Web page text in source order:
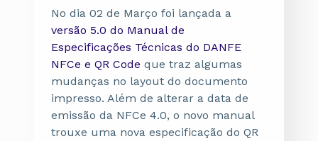
No dia 02 de Março foi lançada a
versão 5.0 do Manual de
Especificações Técnicas do DANFE
NFCe e QR Code que traz algumas
mudanças no layout do documento
impresso. Além de alterar a data de
emissão da NFCe 4.0, o novo manual
trouxe uma nova especificação do QR